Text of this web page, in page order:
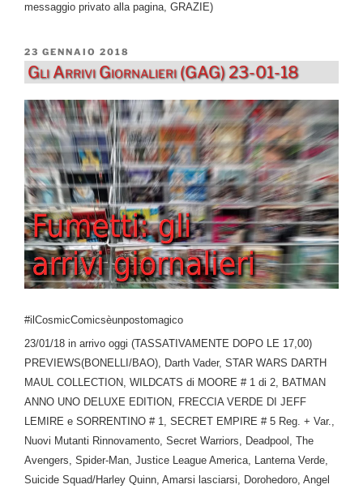
messaggio privato alla pagina, GRAZIE)
PUBBLICATO
IL
23 GENNAIO 2018
Gli Arrivi Giornalieri (GAG) 23-01-18
#ilCosmicComicsèunpostomagico
23/01/18 in arrivo oggi (TASSATIVAMENTE DOPO LE 17,00)
PREVIEWS(BONELLI/BAO), Darth Vader, STAR WARS DARTH
MAUL COLLECTION, WILDCATS di MOORE # 1 di 2, BATMAN
ANNO UNO DELUXE EDITION, FRECCIA VERDE DI JEFF
LEMIRE e SORRENTINO # 1, SECRET EMPIRE # 5 Reg. + Var.,
Nuovi Mutanti Rinnovamento, Secret Warriors, Deadpool, The
Avengers, Spider-Man, Justice League America, Lanterna Verde,
Suicide Squad/Harley Quinn, Amarsi lasciarsi, Dorohedoro, Angel